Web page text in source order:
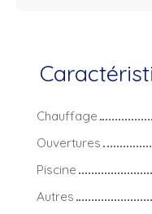
Chauffage
Ouvertures
Piscine
Autres